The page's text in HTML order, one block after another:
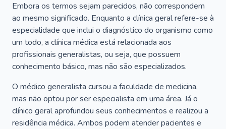
Embora os termos sejam parecidos, não correspondem
ao mesmo significado. Enquanto a clínica geral refere-se à
especialidade que inclui o diagnóstico do organismo como
um todo, a clínica médica está relacionada aos
profissionais generalistas, ou seja, que possuem
conhecimento básico, mas não são especializados.
O médico generalista cursou a faculdade de medicina,
mas não optou por ser especialista em uma área. Já o
clínico geral aprofundou seus conhecimentos e realizou a
residência médica. Ambos podem atender pacientes e